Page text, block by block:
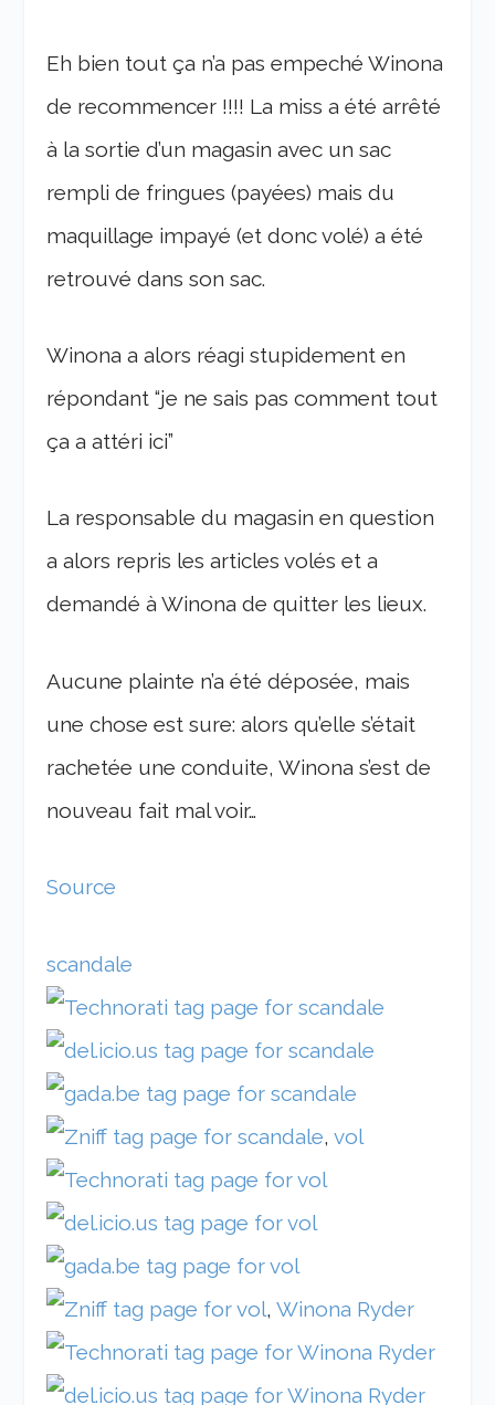
Eh bien tout ça n’a pas empeché Winona
de recommencer !!!! La miss a été arrêté
à la sortie d’un magasin avec un sac
rempli de fringues (payées) mais du
maquillage impayé (et donc volé) a été
retrouvé dans son sac.
Winona a alors réagi stupidement en
répondant “je ne sais pas comment tout
ça a attéri ici”
La responsable du magasin en question
a alors repris les articles volés et a
demandé à Winona de quitter les lieux.
Aucune plainte n’a été déposée, mais
une chose est sure: alors qu’elle s’était
rachetée une conduite, Winona s’est de
nouveau fait mal voir…
Source
scandale
,vol
,Winona Ryder